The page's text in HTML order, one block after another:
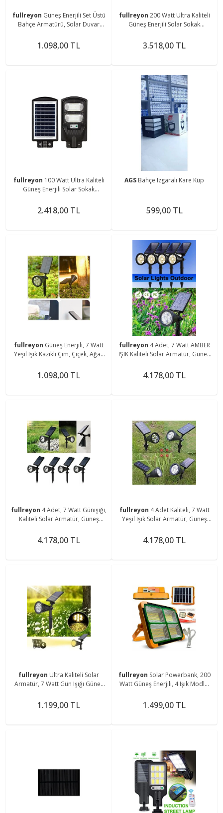
fullreyon Güneş Enerjili Set Üstü
Bahçe Armatürü, Solar Duvar
Armatür, Set Üstü Aplik
1.098,00 TL
fullreyon 200 Watt Ultra Kaliteli
Güneş Enerjili Solar Sokak
Sokak Lambası
3.518,00 TL
fullreyon 100 Watt Ultra Kaliteli
Güneş Enerjili Solar Sokak
Sokak Lambası
2.418,00 TL
AGS Bahçe Izgaralı Kare Küp
599,00 TL
fullreyon Güneş Enerjili, 7 Watt
Yeşil Işık Kazıklı Çim, Çiçek, Ağaç
Bahçe Armatürü
1.098,00 TL
fullreyon 4 Adet, 7 Watt AMBER
IŞIK Kaliteli Solar Armatür, Güneş
Armatürü
4.178,00 TL
fullreyon 4 Adet, 7 Watt Günışığı,
Kaliteli Solar Armatür, Güneş
Armatürü
4.178,00 TL
fullreyon 4 Adet Kaliteli, 7 Watt
Yeşil Işık Solar Armatür, Güneş
Armatürü
4.178,00 TL
fullreyon Ultra Kaliteli Solar
Armatür, 7 Watt Gün Işığı Güneş
Aydınlatma Armatürü
1.199,00 TL
fullreyon Solar Powerbank, 200
Watt Güneş Enerjili, 4 Işık Modlu,
Çoban Feneri
1.499,00 TL